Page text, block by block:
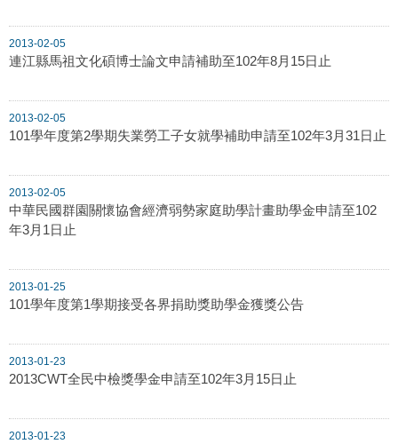
2013-02-05
連江縣馬祖文化碩博士論文申請補助至102年8月15日止
2013-02-05
101學年度第2學期失業勞工子女就學補助申請至102年3月31日止
2013-02-05
中華民國群園關懷協會經濟弱勢家庭助學計畫助學金申請至102
年3月1日止
2013-01-25
101學年度第1學期接受各界捐助獎助學金獲獎公告
2013-01-23
2013CWT全民中檢獎學金申請至102年3月15日止
2013-01-23